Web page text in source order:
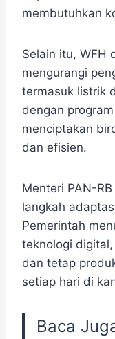
membutuhkan
Selain itu, WFH
mengurangi
termasuk listrik
dengan
menciptakan
dan efisien.
Menteri PAN-
langkah
Pemerintah
teknologi
dan tetap
setiap hari di
Baca